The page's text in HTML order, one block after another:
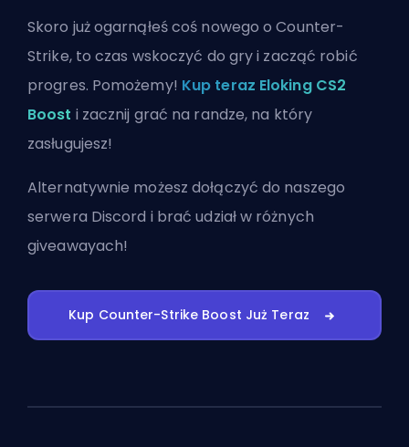
Skoro już ogarnąłeś coś nowego o Counter-
Strike, to czas wskoczyć do gry i zacząć robić
progres. Pomożemy! Kup teraz Eloking CS2
Boost i zacznij grać na randze, na który
zasługujesz!
Alternatywnie możeszdołączyć do naszego
serwera Discord i brać udział w różnych
giveawayach!
Kup Counter-Strike Boost Już Teraz